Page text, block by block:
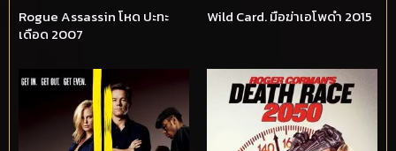
Rogue Assassin โหด ปะทะ
เดือด 2007
Wild Card. มือฆ่าเอโพดำ 2015